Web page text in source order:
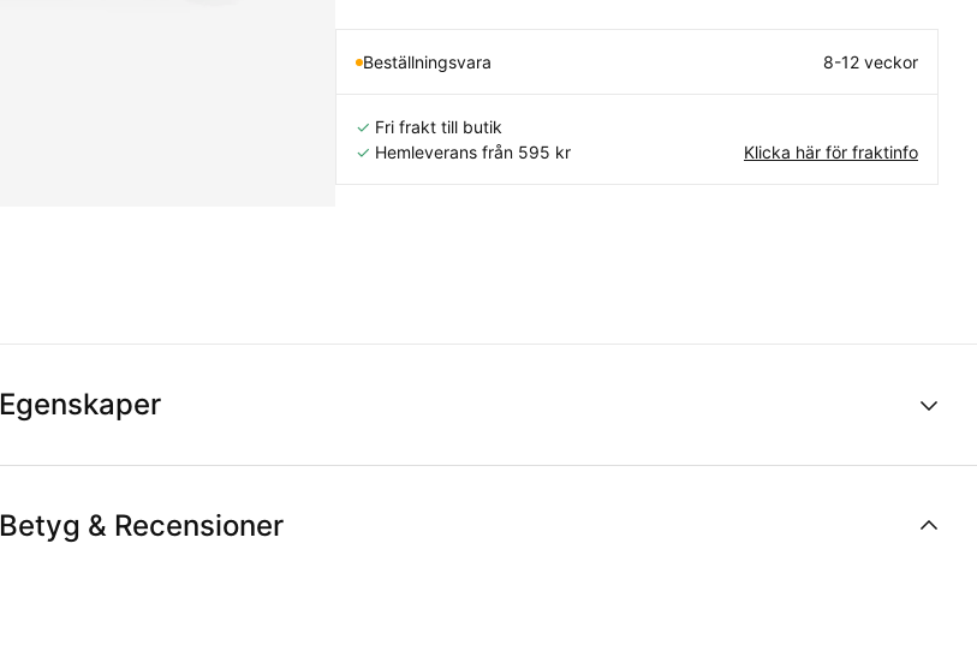
Beställningsvara 8-12 veckor
✓ Fri frakt till butik
✓ Hemleverans från 595 kr Klicka här för fraktinfo
Egenskaper
Betyg & Recensioner